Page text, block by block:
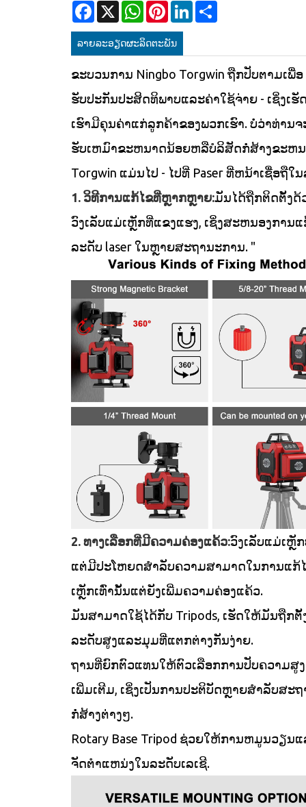
Facebook
X WhatsAppPinterestLinkedInShare
ລາຍ​ລະ​ອຽດ​ຜະ​ລິດ​ຕະ​ພັນ
ຂະບວນການ Ningbo Torgwin ຖືກປັບຕາມເພື່ອ
ຮັບປະກັນປະສິດທິພາບແລະຄ່າໃຊ້ຈ່າຍ - ເຊິ່ງເຮັ
ເຮົາມີຄຸນຄ່າແກ່ລູກຄ້າຂອງພວກເຮົາ. ບໍ່ວ່າທ່ານຈ
ຮັບເຫມົາຂະຫນາດນ້ອຍຫລືບໍລິສັດກໍ່ສ້າງຂະຫ
Torgwin ແມ່ນໄປ - ໄປທີ່ Paser ທີ່ຫນ້າເຊື່ອຖືໃ
1. ວິທີການແກ້ໄຂທີ່ຫຼາກຫຼາຍ:ມັນໄດ້ຖືກຕິດຕັ້ງດ້
ວົງເລັບແມ່ເຫຼັກທີ່ແຂງແຮງ, ເຊິ່ງສະຫນອງການແ
ລະດັບ laser ໃນຫຼາຍສະຖານະການ. "
2. ທາງເລືອກທີ່ມີຄວາມຄ່ອງແຄ້ວ:ວົງເລັບແມ່ເຫຼັ
ແຕ່ມີປະໂຫຍດສໍາລັບຄວາມສາມາດໃນການແກ້
ເຫຼັກເທົ່ານັ້ນແຕ່ຍັງເພີ່ມຄວາມຄ່ອງແຄ້ວ.
ມັນສາມາດໃຊ້ໄດ້ກັບ Tripods, ເຮັດໃຫ້ມັນຖືກຕັ້
ລະດັບສູງແລະມຸມທີ່ແຕກຕ່າງກັນງ່າຍ.
ຖານທີ່ຍົກຕົວແທນໃຫ້ຕົວເລືອກການປັບຄວາມສູງ
ເພີ່ມເຕີມ, ເຊິ່ງເປັນການປະຕິບັດຫຼາຍສໍາລັບສະ
ກໍ່ສ້າງຕ່າງໆ.
Rotary Base Tripod ຊ່ວຍໃຫ້ການຫມູນວຽນ
ຈັດຕໍາແຫນ່ງໃນລະດັບເລເຊີ.